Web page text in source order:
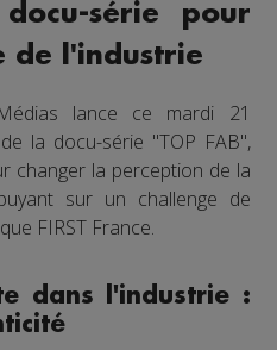
série pour
de l'industrie
lance ce mardi 21
la docu-série "TOP FAB",
changer la perception de la
sur un challenge de
FIRST France.
dans l'industrie :